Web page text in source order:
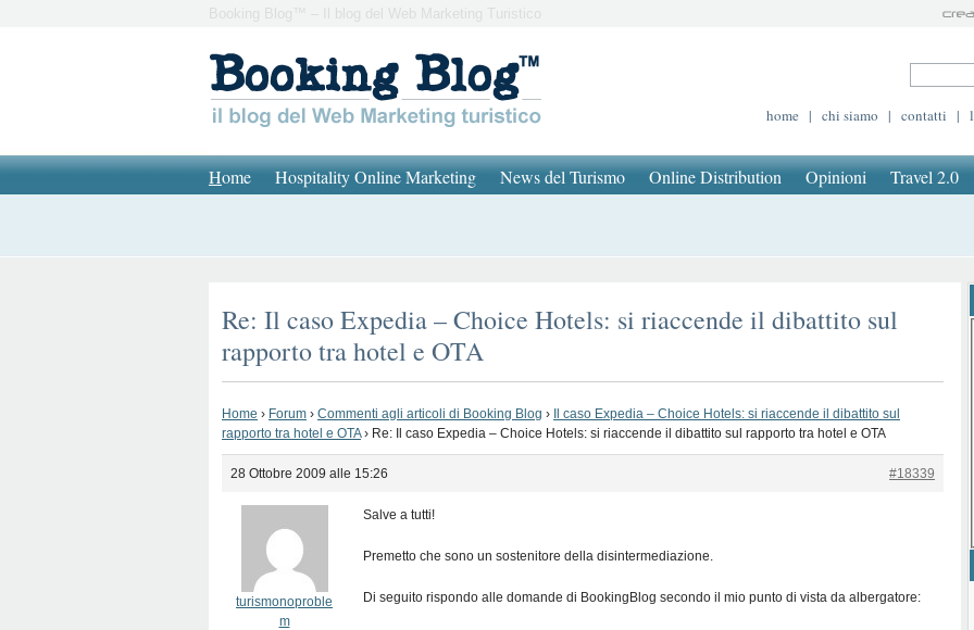
Booking Blog™ – Il blog del Web Marketing Turistico
home | chi siamo | contatti |
Home Hospitality Online Marketing News del Turismo Online Distribution Opinioni Travel 2.0
Re: Il caso Expedia – Choice Hotels: si riaccende il dibattito sul
rapporto tra hotel e OTA
Home › Forum › Commenti agli articoli di Booking Blog ›
Il caso Expedia – Choice Hotels: si riaccende il dibattito sul
rapporto tra hotel e OTA › Re: Il caso Expedia – Choice Hotels: si riaccende il dibattito sul rapporto tra hotel e OTA
28 Ottobre 2009 alle 15:26 #18339
turismonoproble
m
Salve a tutti!
Premetto che sono un sostenitore della disintermediazione.
Di seguito rispondo alle domande di BookingBlog secondo il mio punto di vista da albergatore: